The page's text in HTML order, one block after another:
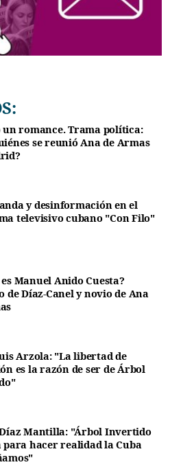
un romance. Trama política:
se reunió Ana de Armas
y desinformación en el
televisivo cubano "Con Filo"
Manuel Anido Cuesta?
de Díaz-Canel y novio de Ana
Arzola: "La libertad de
es la razón de ser de Árbol
Mantilla: "Árbol Invertido
hacer realidad la Cuba